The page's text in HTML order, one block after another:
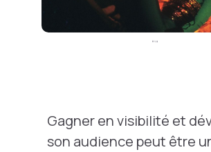
“”
Gagner en visibilité et
son audience peut être